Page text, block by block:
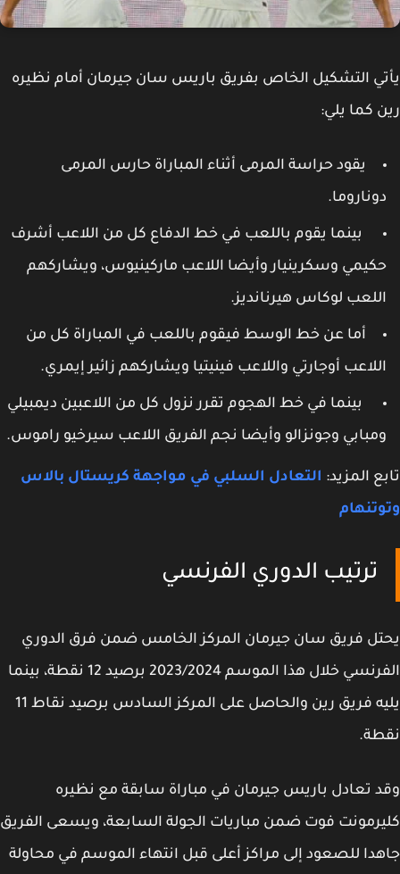
التشكيل الخاص بفريق باريس سان جيرمان أمام نظيره
كما يلي:
يقود حراسة المرمى أثناء المباراة حارس المرمى
بينما يقوم باللعب في خط الدفاع كل من اللاعب أشرف
وسكرينيار وأيضا اللاعب ماركينيوس، ويشاركهم
لوكاس هيرنانديز.
أما عن خط الوسط فيقوم باللعب في المباراة كل من
أوجارتي واللاعب فينيتيا ويشاركهم زائير إيمري.
بينما في خط الهجوم تقرر نزول كل من اللاعبين ديمبيلي
وجونزالو وأيضا نجم الفريق اللاعب سيرخيو راموس.
المزيد:التعادل السلبي في مواجهة كريستال بالاس
ترتيب الدوري الفرنسي
فريق سان جيرمان المركز الخامس ضمن فرق الدوري
الفرنسي خلال هذا الموسم 2023/2024 برصيد 12 نقطة، بينما
يليه فريق رين والحاصل على المركز السادس برصيد نقاط 11
تعادل باريس جيرمان في مباراة سابقة مع نظيره
فوت ضمن مباريات الجولة السابعة، ويسعى الفريق
للصعود إلى مراكز أعلى قبل انتهاء الموسم في محاولة